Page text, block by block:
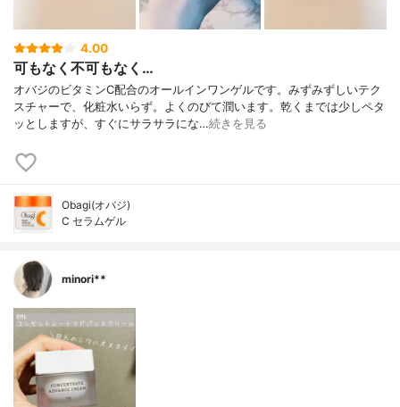
4.00
可もなく不可もなく…
オバジのビタミンC配合のオールインワンゲルです。みずみずしいテク
スチャーで、化粧水いらず。よくのびて潤います。乾くまでは少しペタ
ッとしますが、すぐにサラサラにな…続きを見る
Obagi(オバジ)
C セラムゲル
minori**